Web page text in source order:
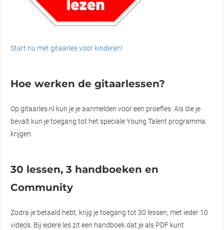
Start nu met gitaarles voor kinderen!
Hoe werken de gitaarlessen?
Op gitaarles.nl kun je je aanmelden voor een proefles. Als die je
bevalt kun je toegang tot het speciale Young Talent programma
krijgen.
30 lessen, 3 handboeken en
Community
Zodra je betaald hebt, krijg je toegang tot 30 lessen, met ieder 10
video’s. Bij iedere les zit een handboek dat je als PDF kunt